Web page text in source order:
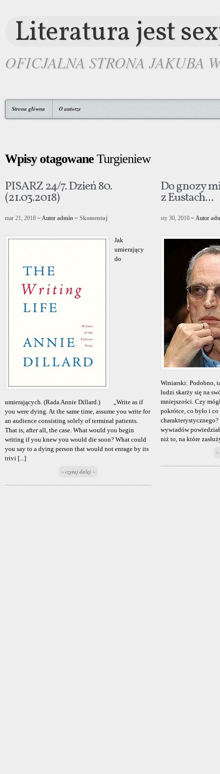
Literatura jest
OFICJALNA STRONA JAKUBA
Strona główna O autorze
Wpisy otagowaneTurgieniew
PISARZ 24/7. Dzień 80.
(21.03.2018)
mar 21, 2018 ~ Autor admin ~ Skomentuj
Jak
umierający
do
umierających. (Rada Annie Dillard.) „Write as if
you were dying. At the same time, assume you write for
an audience consisting solely of terminal patients.
That is, after all, the case. What would you begin
writing if you knew you would die soon? What could
you say to a dying person that would not enrage by its
trivi [...]
~ czytaj dalej ~
Do gnozy
z Eustach...
sty 30, 2010 ~ Autor
Winiarski: Podobno,
ludzi skarży się na
mniejszości. Czy
pokrótce, co było i
wywiadów
niż to, na które